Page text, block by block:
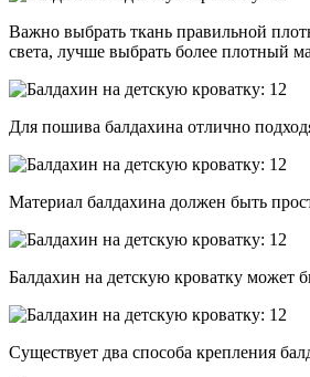
Важно выбрать ткань правильной
света, лучше выбрать более плотный
Для пошива балдахина отлично
Материал балдахина должен быть
Балдахин на детскую кроватку может
Существует два способа крепления